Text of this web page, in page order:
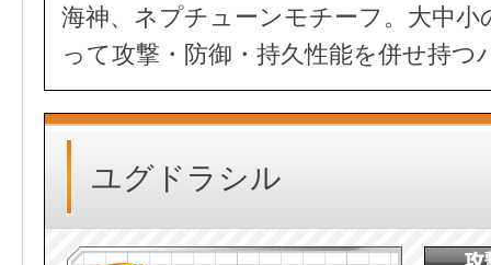
海神、ネプチューンモチーフ。大中
って攻撃・防御・持久性能を併せ持
ユグドラシル